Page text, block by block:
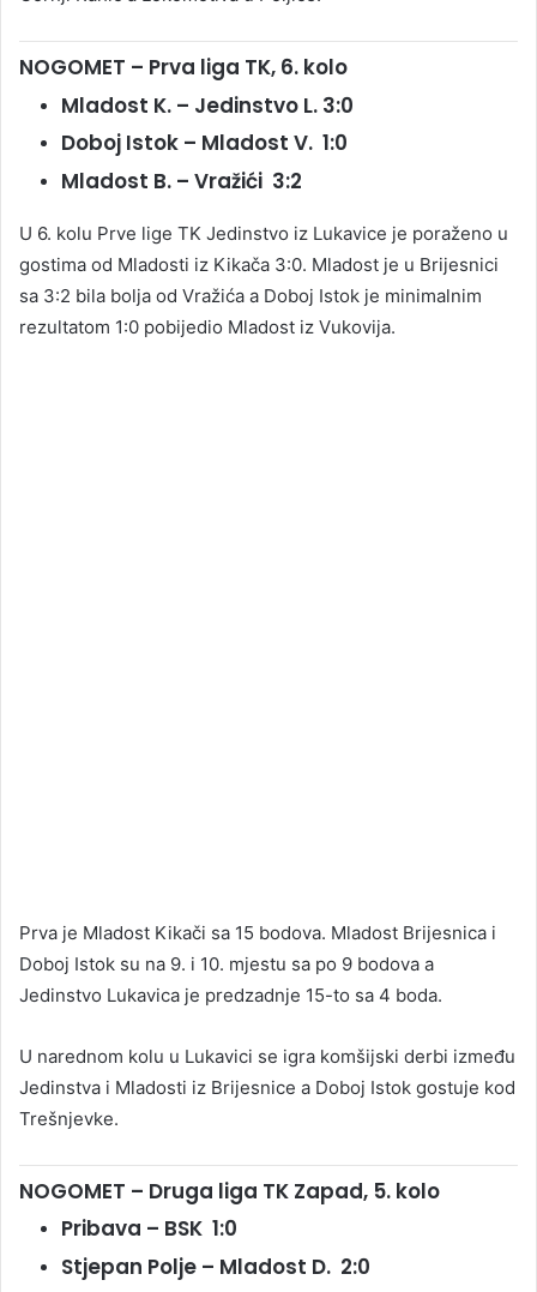
NOGOMET – Prva liga TK, 6. kolo
Mladost K. – Jedinstvo L. 3:0
Doboj Istok – Mladost V. 1:0
Mladost B. – Vražići 3:2
U 6. kolu Prve lige TK Jedinstvo iz Lukavice je poraženo u
gostima od Mladosti iz Kikača 3:0. Mladost je u Brijesnici
sa 3:2 bila bolja od Vražića a Doboj Istok je minimalnim
rezultatom 1:0 pobijedio Mladost iz Vukovija.
Prva je Mladost Kikači sa 15 bodova. Mladost Brijesnica i
Doboj Istok su na 9. i 10. mjestu sa po 9 bodova a
Jedinstvo Lukavica je predzadnje 15-to sa 4 boda.
U narednom kolu u Lukavici se igra komšijski derbi između
Jedinstva i Mladosti iz Brijesnice a Doboj Istok gostuje kod
Trešnjevke.
NOGOMET – Druga liga TK Zapad, 5. kolo
Pribava – BSK 1:0
Stjepan Polje – Mladost D. 2:0